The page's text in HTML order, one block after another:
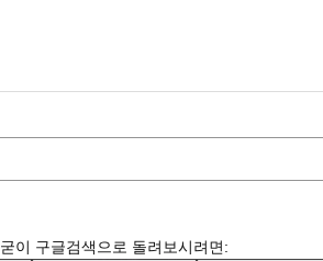
굳이 구글검색으로 돌려보시려면: